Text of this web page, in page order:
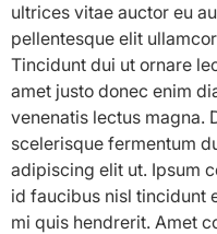
ultrices vitae auctor eu
pellentesque elit
Tincidunt dui ut ornare
amet justo donec enim
venenatis lectus magna.
scelerisque fermentum
adipiscing elit ut. Ipsum
id faucibus nisl tincidunt
mi quis hendrerit. Amet